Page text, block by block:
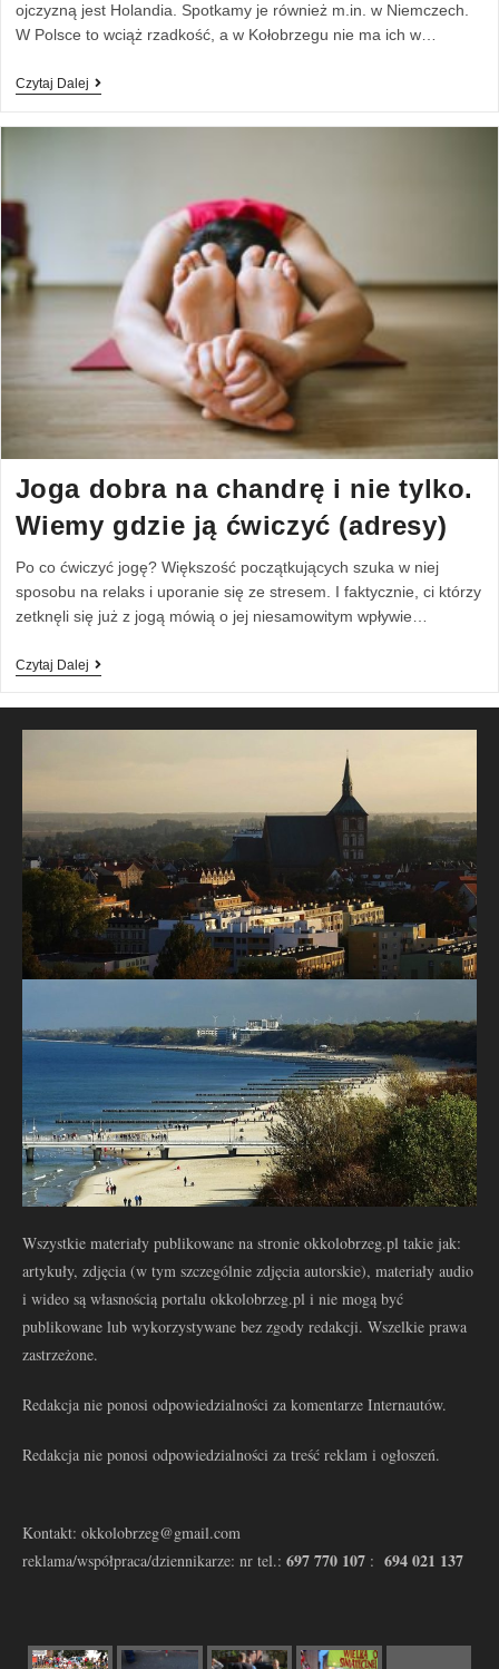
ojczyzną jest Holandia. Spotkamy je również m.in. w Niemczech.
W Polsce to wciąż rzadkość, a w Kołobrzegu nie ma ich w…
Czytaj Dalej
Joga dobra na chandrę i nie tylko.
Wiemy gdzie ją ćwiczyć (adresy)
Po co ćwiczyć jogę? Większość początkujących szuka w niej
sposobu na relaks i uporanie się ze stresem. I faktycznie, ci którzy
zetknęli się już z jogą mówią o jej niesamowitym wpływie…
Czytaj Dalej
Wszystkie materiały publikowane na stronie okkolobrzeg.pl takie jak:
artykuły, zdjęcia (w tym szczególnie zdjęcia autorskie), materiały audio
i wideo są własnością portalu okkolobrzeg.pl i nie mogą być
publikowane lub wykorzystywane bez zgody redakcji. Wszelkie prawa
zastrzeżone.
Redakcja nie ponosi odpowiedzialności za komentarze Internautów.
Redakcja nie ponosi odpowiedzialności za treść reklam i ogłoszeń.
Kontakt: okkolobrzeg@gmail.com
reklama/współpraca/dziennikarze: nr tel.: 697 770 107 : 694 021 137